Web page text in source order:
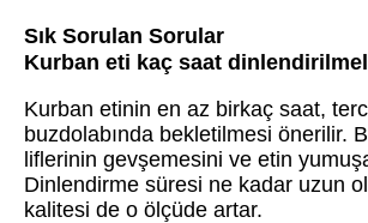
Sık Sorulan Sorular
Kurban eti kaç saat
Kurban etinin en az birkaç saat,
buzdolabında bekletilmesi önerilir.
liflerinin gevşemesini ve etin
Dinlendirme süresi ne kadar uzun
kalitesi de o ölçüde artar.